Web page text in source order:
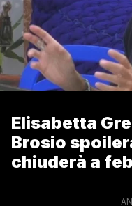
Elisabetta
Brosio
chiuderà a